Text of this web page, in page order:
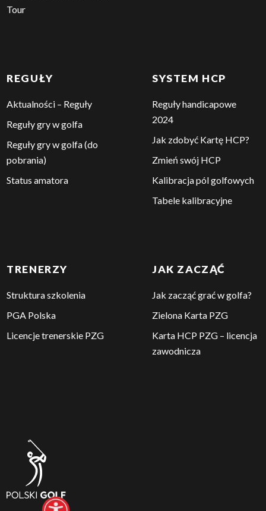
Tour
REGUŁY
Aktualności – Reguły
Reguły gry w golfa
Reguły gry w golfa (do
pobrania)
Status amatora
SYSTEM HCP
Reguły handicapowe
2024
Jak zdobyć Kartę HCP?
Zmień swój HCP
Kalibracja pól golfowych
Tabele kalibracyjne
TRENERZY
Struktura szkolenia
PGA Polska
Licencje trenerskie PZG
JAK ZACZĄĆ
Jak zacząć grać w golfa?
Zielona Karta PZG
Karta HCP PZG – licencja
zawodnicza